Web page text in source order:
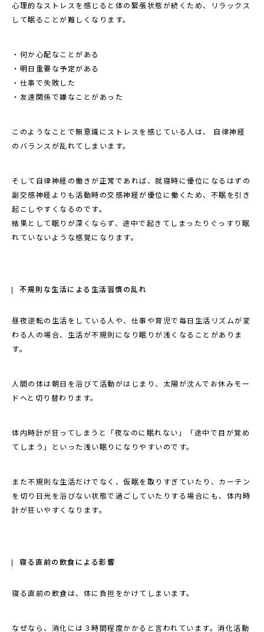
心理的なストレスを感じると体の緊張状態が続くため、リラックス
して眠ることが難しくなります。
・何か心配なことがある
・明日重要な予定がある
・仕事で失敗した
・友達関係で嫌なことがあった
このようなことで無意識にストレスを感じている人は、 自律神経
のバランスが乱れてしまいます。
そして自律神経の働きが正常であれば、就寝時に優位になるはずの
副交感神経よりも活動時の交感神経が優位に働くため、不眠を引き
起こしやすくなるのです。
結果として眠りが深くならず、途中で起きてしまったりぐっすり眠
れていないような感覚になります。
不規則な生活による生活習慣の乱れ
昼夜逆転の生活をしている人や、仕事や育児で毎日生活リズムが変
わる人の場合、生活が不規則になり眠りが浅くなることがありま
す。
人間の体は朝日を浴びて活動がはじまり、太陽が沈んでお休みモー
ドへと切り替わります。
体内時計が狂ってしまうと「夜なのに眠れない」「途中で目が覚め
てしまう」といった浅い眠りになりやすいのです。
また不規則な生活だけでなく、仮眠を取りすぎていたり、カーテン
を切り日光を浴びない状態で過ごしていたりする場合にも、体内時
計が狂いやすくなります。
寝る直前の飲食による影響
寝る直前の飲食は、体に負担をかけてしまいます。
なぜなら、消化には３時間程度かかると言われています。消化活動